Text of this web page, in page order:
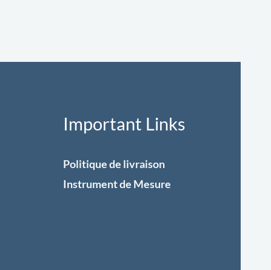
Important Links
Politique de livraison
Instrument de Mesure